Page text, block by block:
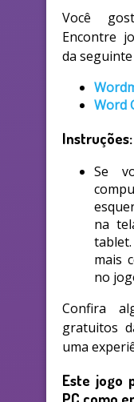
Você
Encontre
da
Word
Instruções:
Se
na
mais
no
Confira
gratuitos
uma
Este jogo